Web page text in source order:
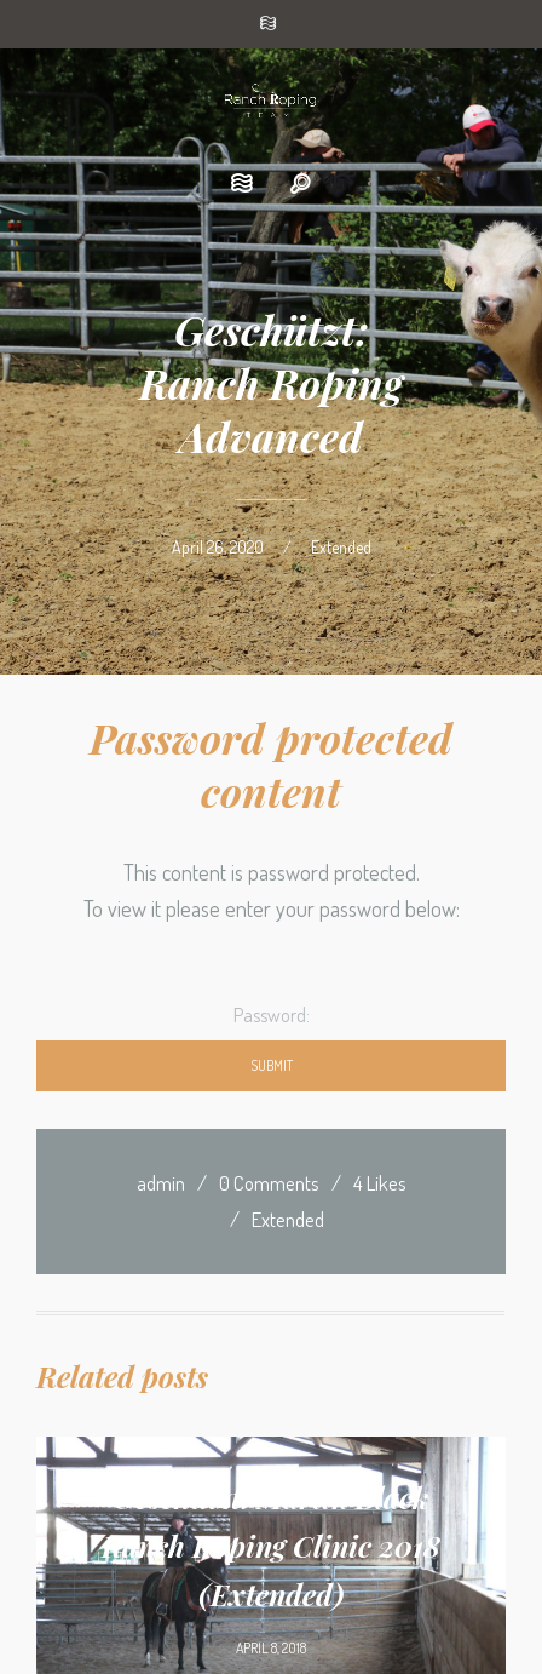
Geschützt:
Ranch Roping
Advanced
April 26, 2020 / Extended
Password protected
content
This content is password protected.
To view it please enter your password below:
admin / 0 Comments / 4 Likes
/ Extended
Related posts
Geschützt: Martin Black
Ranch Roping Clinic 2018
(Extended)
APRIL 8, 2018